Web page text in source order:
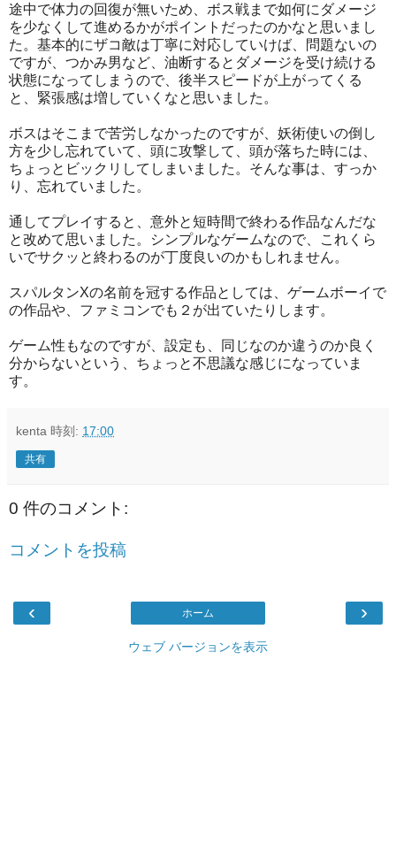
途中で体力の回復が無いため、ボス戦まで如何にダメージ
を少なくして進めるかがポイントだったのかなと思いまし
た。基本的にザコ敵は丁寧に対応していけば、問題ないの
ですが、つかみ男など、油断するとダメージを受け続ける
状態になってしまうので、後半スピードが上がってくる
と、緊張感は増していくなと思いました。
ボスはそこまで苦労しなかったのですが、妖術使いの倒し
方を少し忘れていて、頭に攻撃して、頭が落ちた時には、
ちょっとビックリしてしまいました。そんな事は、すっか
り、忘れていました。
通してプレイすると、意外と短時間で終わる作品なんだな
と改めて思いました。シンプルなゲームなので、これくら
いでサクッと終わるのが丁度良いのかもしれません。
スパルタンXの名前を冠する作品としては、ゲームボーイで
の作品や、ファミコンでも２が出ていたりします。
ゲーム性もなのですが、設定も、同じなのか違うのか良く
分からないという、ちょっと不思議な感じになっていま
す。
kenta 時刻: 17:00
共有
0 件のコメント:
コメントを投稿
‹ ›
ホーム
ウェブ バージョンを表示